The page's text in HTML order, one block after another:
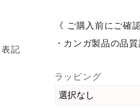
記
《 ご購入前にご確
・カンガ製品の品
ラッピング